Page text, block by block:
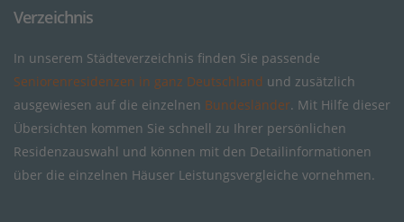
Verzeichnis
In unserem Städteverzeichnis finden Sie passende
Seniorenresidenzen in ganz Deutschland und zusätzlich
ausgewiesen auf die einzelnen Bundesländer. Mit Hilfe dieser
Übersichten kommen Sie schnell zu Ihrer persönlichen
Residenzauswahl und können mit den Detailinformationen
über die einzelnen Häuser Leistungsvergleiche vornehmen.